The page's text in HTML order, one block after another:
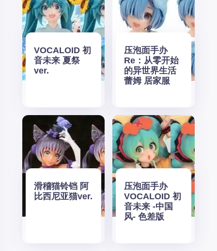
VOCALOID 初
音未来 夏祭
ver.
压泡面手办
Re：从零开始
的异世界生活
蕾姆 居家服
滑稽猫铃铛 阿
比西尼亚猫ver.
压泡面手办
VOCALOID 初
音未来 -中国
风- 色差版